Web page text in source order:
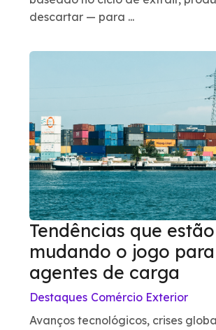
descartar — para ...
Tendências que estão
mudando o jogo para
agentes de carga
Destaques Comércio Exterior
Avanços tecnológicos, crises